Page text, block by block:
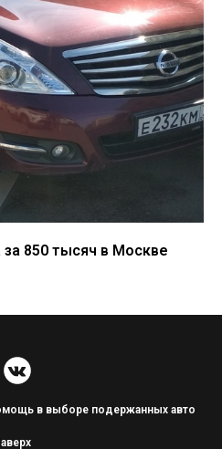
850 тысяч в Москве
в выборе подержанных авто